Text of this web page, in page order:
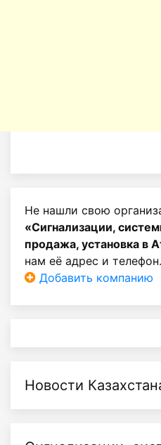
Не нашли свою
«Сигнализации,
продажа, установка в
нам её адрес и телефон.
Добавить компанию
Новости